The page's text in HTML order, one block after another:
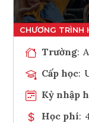
Trường:
Cấp học:
Kỳ nhập
Học phí: